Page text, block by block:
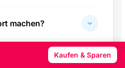
machen?
für den BesuchKaufen & Sparen